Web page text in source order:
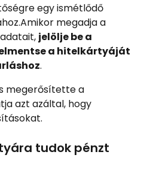
egy ismétlődő
megadja a
jelölje be a
a hitelkártyáját
.
megerősítette a
azt azáltal, hogy
tudok pénzt